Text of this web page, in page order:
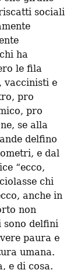
sociali
ha
le fila
vaccinisti e
pro
pro
se alla
delfino
e dal
“ecco,
chi
anche in
non
sono delfini
paura e
umana.
e di cosa.